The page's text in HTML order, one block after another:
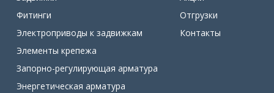
Фитинги
Электроприводы к задвижкам
Элементы крепежа
Запорно-регулирующая арматура
Энергетическая арматура
Отгрузки
Контакты